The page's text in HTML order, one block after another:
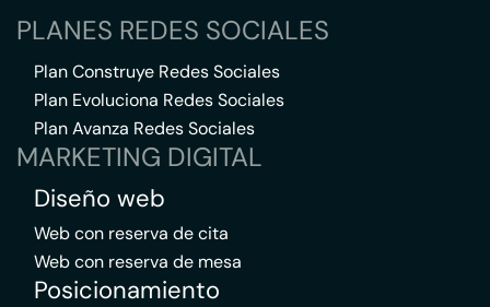
PLANES REDES SOCIALES
Plan Construye Redes Sociales
Plan Evoluciona Redes Sociales
Plan Avanza Redes Sociales
MARKETING DIGITAL
Diseño web
Web con reserva de cita
Web con reserva de mesa
Posicionamiento